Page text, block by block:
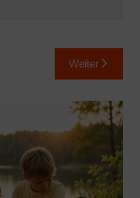
Weiter